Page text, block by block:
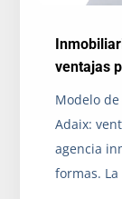
ventajas
Modelo
Adaix:
agencia
formas.